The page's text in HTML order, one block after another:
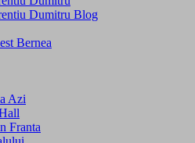
Dumitru Blog
Bernea
Azi
Franta